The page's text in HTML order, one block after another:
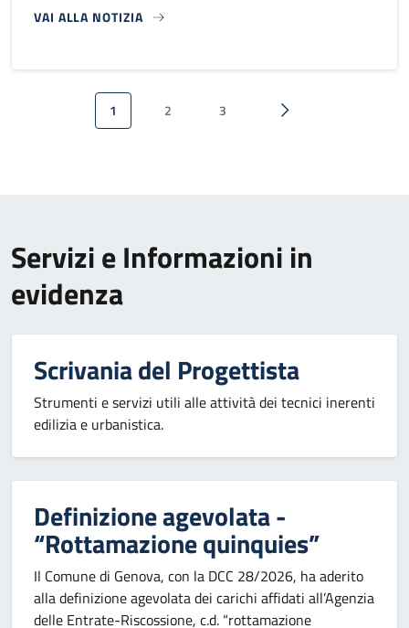
VAI ALLA NOTIZIA
Paginazione
Pagina attuale
1 Pagina
2 Pagina
3 Pagina successiva
Servizi e Informazioni in
evidenza
Scrivania del Progettista
Strumenti e servizi utili alle attività dei tecnici inerenti
edilizia e urbanistica.
Definizione agevolata -
“Rottamazione quinquies”
Il Comune di Genova, con la DCC 28/2026, ha aderito
alla definizione agevolata dei carichi affidati all’Agenzia
delle Entrate-Riscossione, c.d. “rottamazione